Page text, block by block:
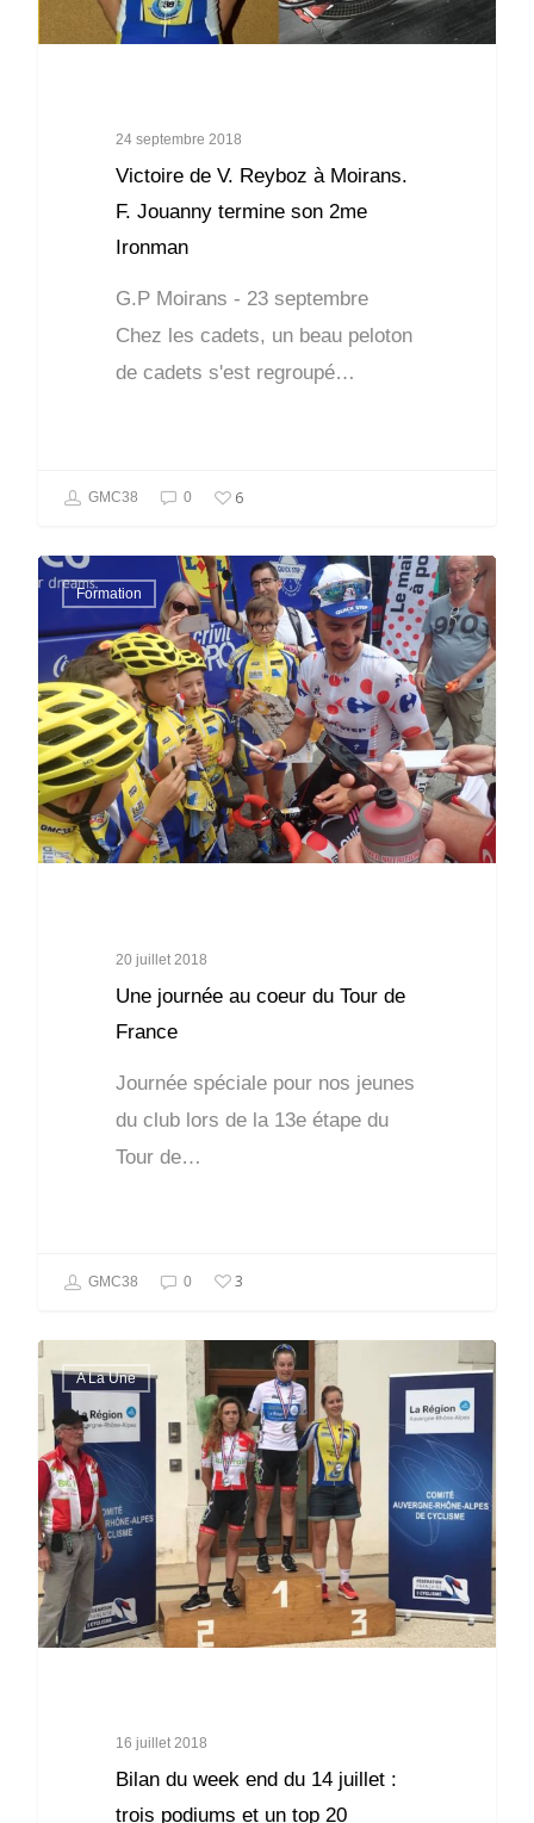
24 septembre 2018
Victoire de V. Reyboz à Moirans.
F. Jouanny termine son 2me
Ironman
G.P Moirans - 23 septembre
Chez les cadets, un beau peloton
de cadets s'est regroupé…
GMC38 0 6
Formation
20 juillet 2018
Une journée au coeur du Tour de
France
Journée spéciale pour nos jeunes
du club lors de la 13e étape du
Tour de…
GMC38 0 3
A La Une
16 juillet 2018
Bilan du week end du 14 juillet :
trois podiums et un top 20